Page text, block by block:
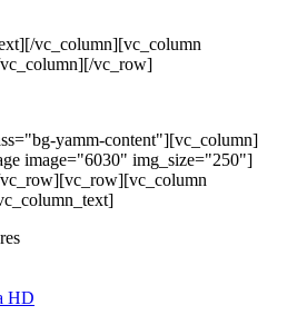
vc_column][vc_column
vc_row]
yamm-content"][vc_column]
image="6030" img_size="250"]
HD